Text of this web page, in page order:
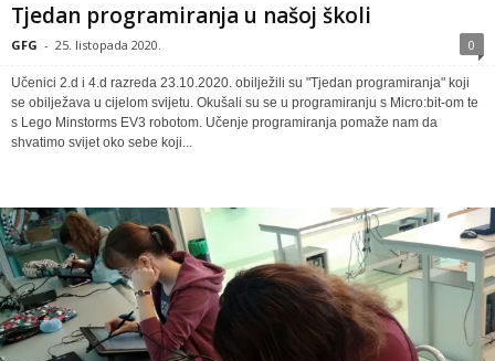
Tjedan programiranja u našoj školi
GFG - 25. listopada 2020. 0
Učenici 2.d i 4.d razreda 23.10.2020. obilježili su "Tjedan programiranja" koji
se obilježava u cijelom svijetu. Okušali su se u programiranju s Micro:bit-om te
s Lego Minstorms EV3 robotom. Učenje programiranja pomaže nam da
shvatimo svijet oko sebe koji...